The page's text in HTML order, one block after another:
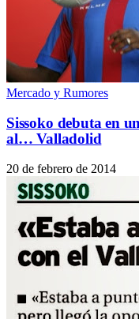
Mercado y Rumores
Sissoko debuta en
al… Valladolid
20 de febrero de 2014